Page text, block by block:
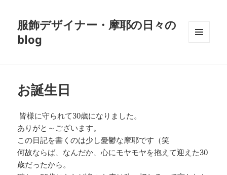
服飾デザイナー・摩耶の日々の
blog
お誕生日
皆様に守られて30歳になりました。
ありがと～ございます。
この日記を書くのは少し憂鬱な摩耶です（笑
何故ならば、なんだか、心にモヤモヤを抱えて迎えた30
歳だったから。